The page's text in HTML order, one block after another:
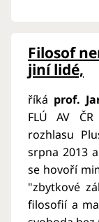
Filosof
jiní lidé,
říká prof.
FLÚ AV
rozhlasu
srpna 2013
se hovoří
"zbytkové
filosofií a